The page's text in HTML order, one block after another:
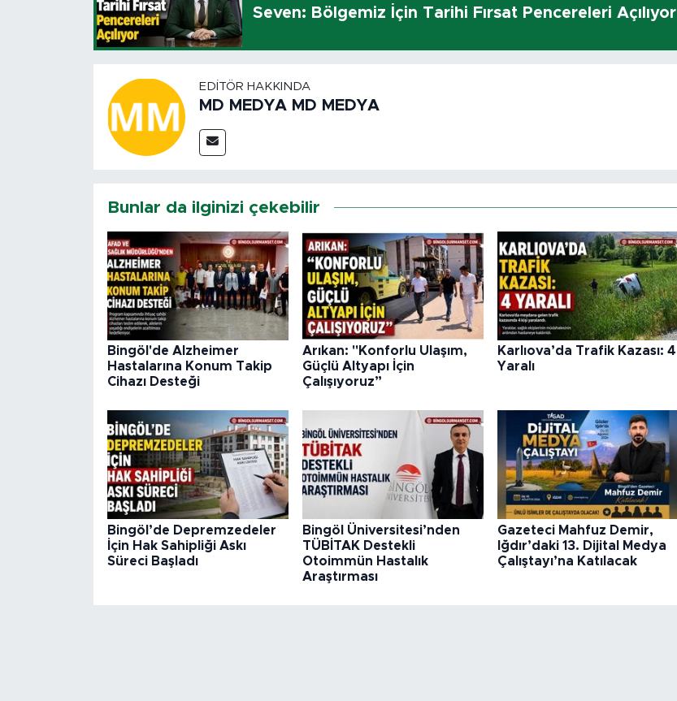
Seven: Bölgemiz İçin Tarihi Fırsat Pencereleri Açılıyor
EDITÖR HAKKINDA
MD MEDYA MD MEDYA
Bunlar da ilginizi çekebilir
Bingöl'de Alzheimer
Hastalarına Konum Takip
Cihazı Desteği
Arıkan: "Konforlu Ulaşım,
Güçlü Altyapı İçin
Çalışıyoruz”
Karlıova’da Trafik Kazası: 4
Yaralı
Bingöl’de Depremzedeler
İçin Hak Sahipliği Askı
Süreci Başladı
Bingöl Üniversitesi’nden
TÜBİTAK Destekli
Otoimmün Hastalık
Araştırması
Gazeteci Mahfuz Demir,
Iğdır’daki 13. Dijital Medya
Çalıştayı’na Katılacak